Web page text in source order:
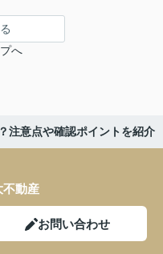
へ
注意点や確認ポイントを紹介
不動産
お問い合わせ